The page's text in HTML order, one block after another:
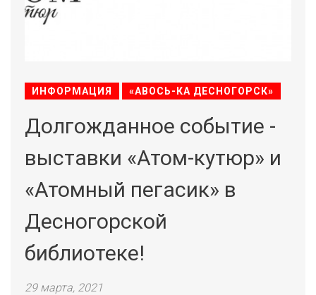
ИНФОРМАЦИЯ «АВОСЬ-КА ДЕСНОГОРСК»
Долгожданное событие -
выставки «Атом-кутюр» и
«Атомный пегасик» в
Десногорской
библиотеке!
29 марта, 2021